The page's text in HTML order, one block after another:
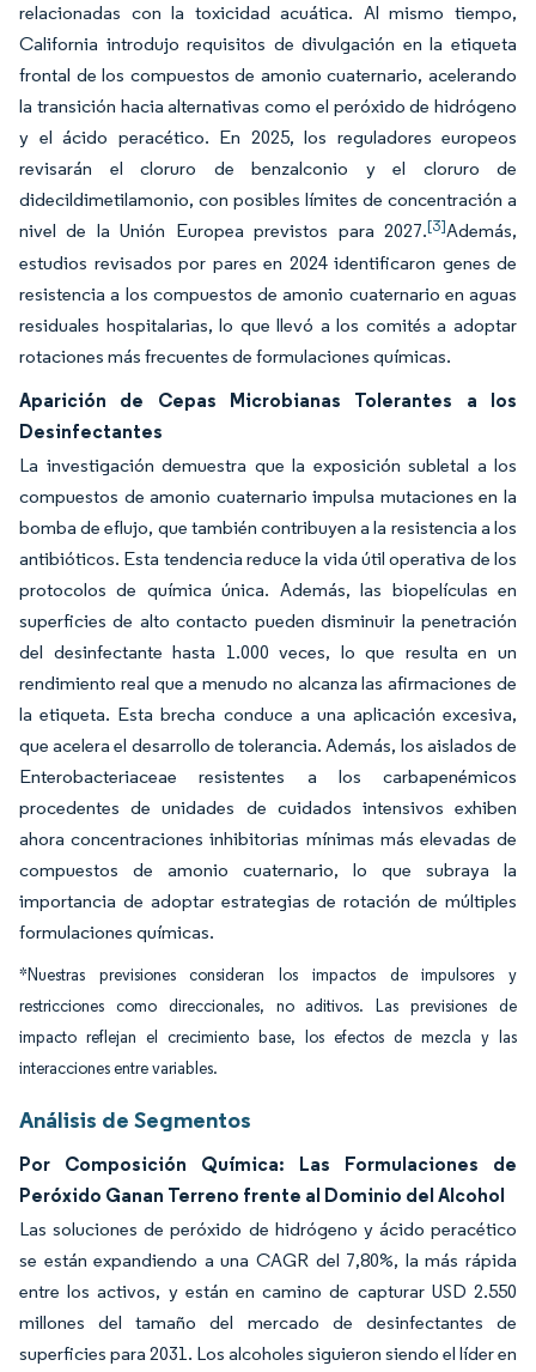
relacionadas con la toxicidad acuática. Al mismo tiempo,
California introdujo requisitos de divulgación en la etiqueta
frontal de los compuestos de amonio cuaternario, acelerando
la transición hacia alternativas como el peróxido de hidrógeno
y el ácido peracético. En 2025, los reguladores europeos
revisarán el cloruro de benzalconio y el cloruro de
didecildimetilamonio, con posibles límites de concentración a
nivel de la Unión Europea previstos para 2027.[3]Además,
estudios revisados por pares en 2024 identificaron genes de
resistencia a los compuestos de amonio cuaternario en aguas
residuales hospitalarias, lo que llevó a los comités a adoptar
rotaciones más frecuentes de formulaciones químicas.
Aparición de Cepas Microbianas Tolerantes a los
Desinfectantes
La investigación demuestra que la exposición subletal a los
compuestos de amonio cuaternario impulsa mutaciones en la
bomba de eflujo, que también contribuyen a la resistencia a los
antibióticos. Esta tendencia reduce la vida útil operativa de los
protocolos de química única. Además, las biopelículas en
superficies de alto contacto pueden disminuir la penetración
del desinfectante hasta 1.000 veces, lo que resulta en un
rendimiento real que a menudo no alcanza las afirmaciones de
la etiqueta. Esta brecha conduce a una aplicación excesiva,
que acelera el desarrollo de tolerancia. Además, los aislados de
Enterobacteriaceae resistentes a los carbapenémicos
procedentes de unidades de cuidados intensivos exhiben
ahora concentraciones inhibitorias mínimas más elevadas de
compuestos de amonio cuaternario, lo que subraya la
importancia de adoptar estrategias de rotación de múltiples
formulaciones químicas.
*Nuestras previsiones consideran los impactos de impulsores y
restricciones como direccionales, no aditivos. Las previsiones de
impacto reflejan el crecimiento base, los efectos de mezcla y las
interacciones entre variables.
Análisis de Segmentos
Por Composición Química: Las Formulaciones de
Peróxido Ganan Terreno frente al Dominio del Alcohol
Las soluciones de peróxido de hidrógeno y ácido peracético
se están expandiendo a una CAGR del 7,80%, la más rápida
entre los activos, y están en camino de capturar USD 2.550
millones del tamaño del mercado de desinfectantes de
superficies para 2031. Los alcoholes siguieron siendo el líder en